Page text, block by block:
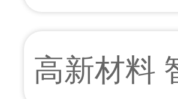
亭，抢先
高新材料